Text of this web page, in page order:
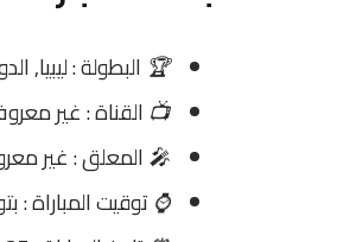
🏆 البطولة : ليبيا,
📺 القناة : غير
🎤المعلق : غير
⌚توقيت المباراة :